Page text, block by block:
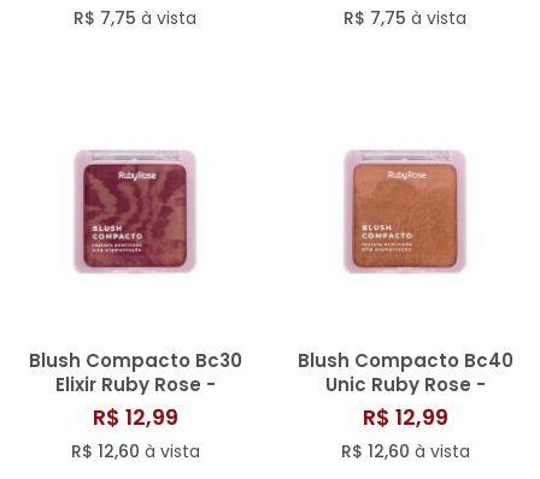
R$ 7,75 à vista R$ 7,75 à vista
Blush Compacto Bc30
Elixir Ruby Rose -
Hb61213
R$ 12,99
R$ 12,60 à vista
Blush Compacto Bc40
Unic Ruby Rose -
Hb61214
R$ 12,99
R$ 12,60 à vista